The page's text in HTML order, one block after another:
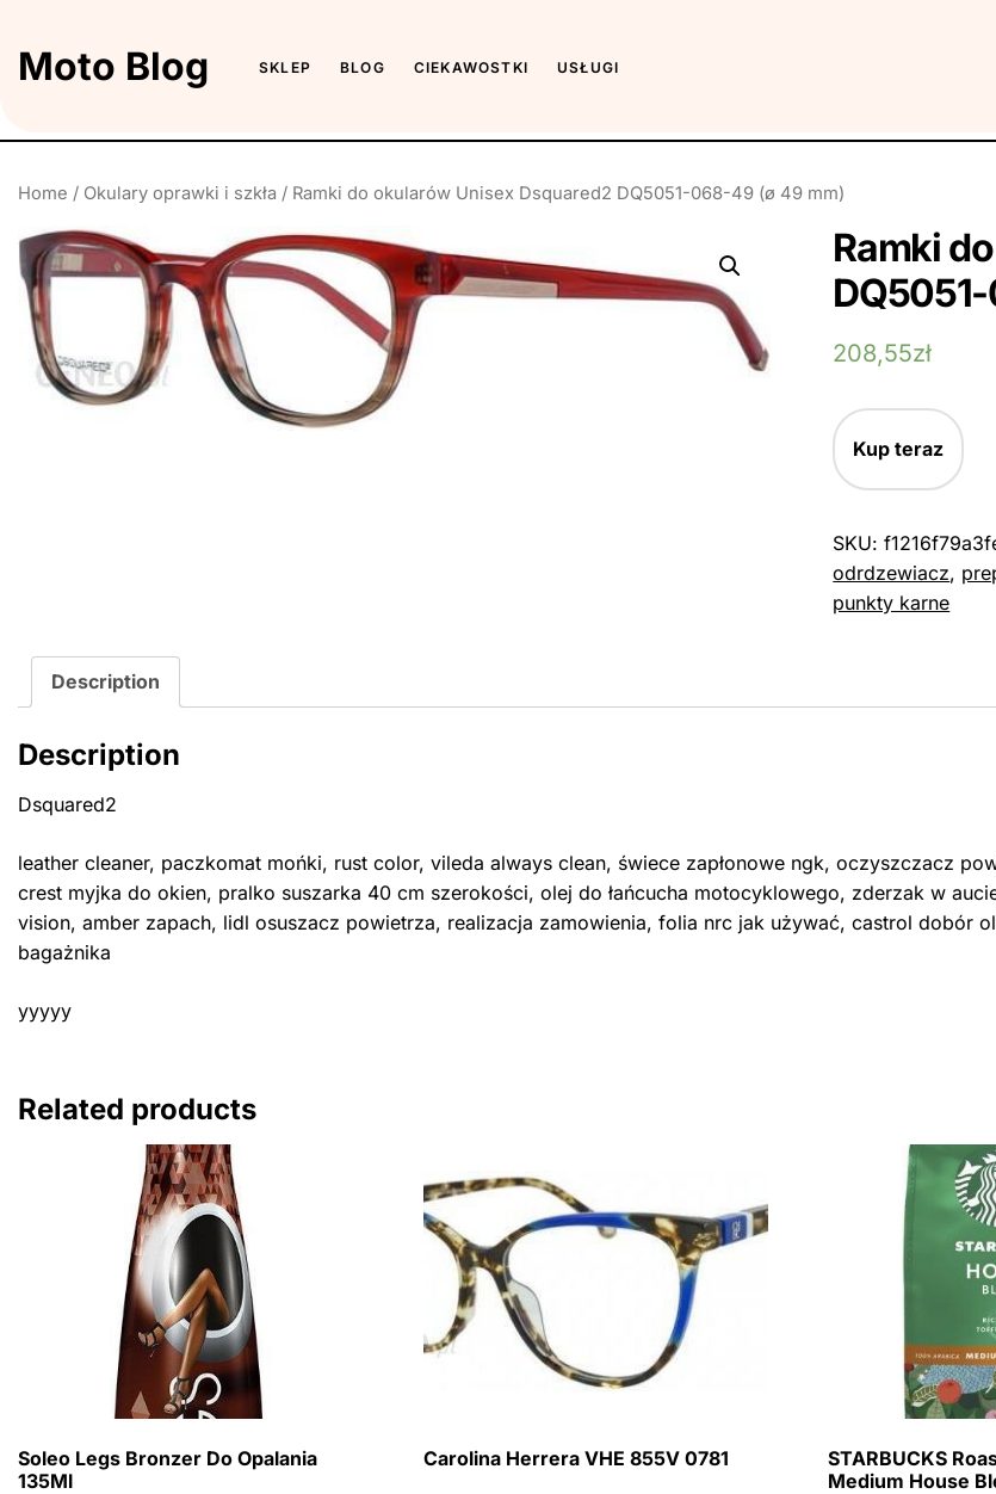
Moto Blog SKLEP BLOG CIEKAWOSTKI USŁUGI
Home / Okulary oprawki i szkła / Ramki do okularów Unisex Dsquared2 DQ5051-068-49 (ø 49 mm)
Ramki
208,55zł
Kup teraz
SKU:
odrdzewiacz,
punkty karne
Description
Description
Dsquared2
leather cleaner, paczkomat mońki, rust color, vileda always clean, świece zapłonowe ngk, oczyszczacz
crest myjka do okien, pralko suszarka 40 cm szerokości, olej do łańcucha motocyklowego, zderzak w
vision, amber zapach, lidl osuszacz powietrza, realizacja zamowienia, folia nrc jak używać, castrol dobór
bagażnika
yyyyy
Related products
Soleo Legs Bronzer Do Opalania
135Ml
Carolina Herrera VHE 855V 0781
STARBUCKS
Medium House